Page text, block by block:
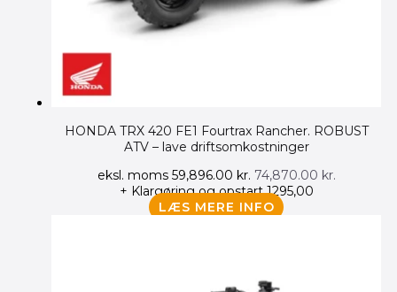
HONDA TRX 420 FE1 Fourtrax Rancher. ROBUST
ATV – lave driftsomkostninger
eksl. moms 59,896.00 kr. 74,870.00 kr.
+ Klargøring og opstart 1295,00
LÆS MERE INFO